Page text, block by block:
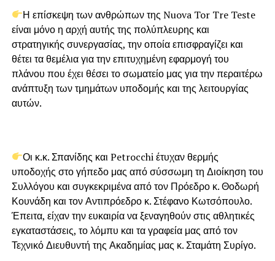
Η επίσκεψη των ανθρώπων της Nuova Tor Tre Teste
είναι μόνο η αρχή αυτής της πολύπλευρης και
στρατηγικής συνεργασίας, την οποία επισφραγίζει και
θέτει τα θεμέλια για την επιτυχημένη εφαρμογή του
πλάνου που έχει θέσει το σωματείο μας για την περαιτέρω
ανάπτυξη των τμημάτων υποδομής και της λειτουργίας
αυτών.
Οι κ.κ. Σπανίδης και Petrocchi έτυχαν θερμής
υποδοχής στο γήπεδο μας από σύσσωμη τη Διοίκηση του
Συλλόγου και συγκεκριμένα από τον Πρόεδρο κ. Θοδωρή
Κουνάδη και τον Αντιπρόεδρο κ. Στέφανο Κωτσόπουλο.
Έπειτα, είχαν την ευκαιρία να ξεναγηθούν στις αθλητικές
εγκαταστάσεις, το λόμπυ και τα γραφεία μας από τον
Τεχνικό Διευθυντή της Ακαδημίας μας κ. Σταμάτη Συρίγο.